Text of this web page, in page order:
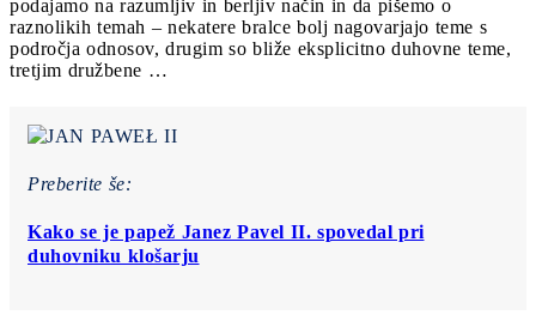
podajamo na razumljiv in berljiv način in da pišemo o
raznolikih temah – nekatere bralce bolj nagovarjajo teme s
področja odnosov, drugim so bliže eksplicitno duhovne teme,
tretjim družbene …
Preberite še:
Kako se je papež Janez Pavel II. spovedal pri
duhovniku klošarju